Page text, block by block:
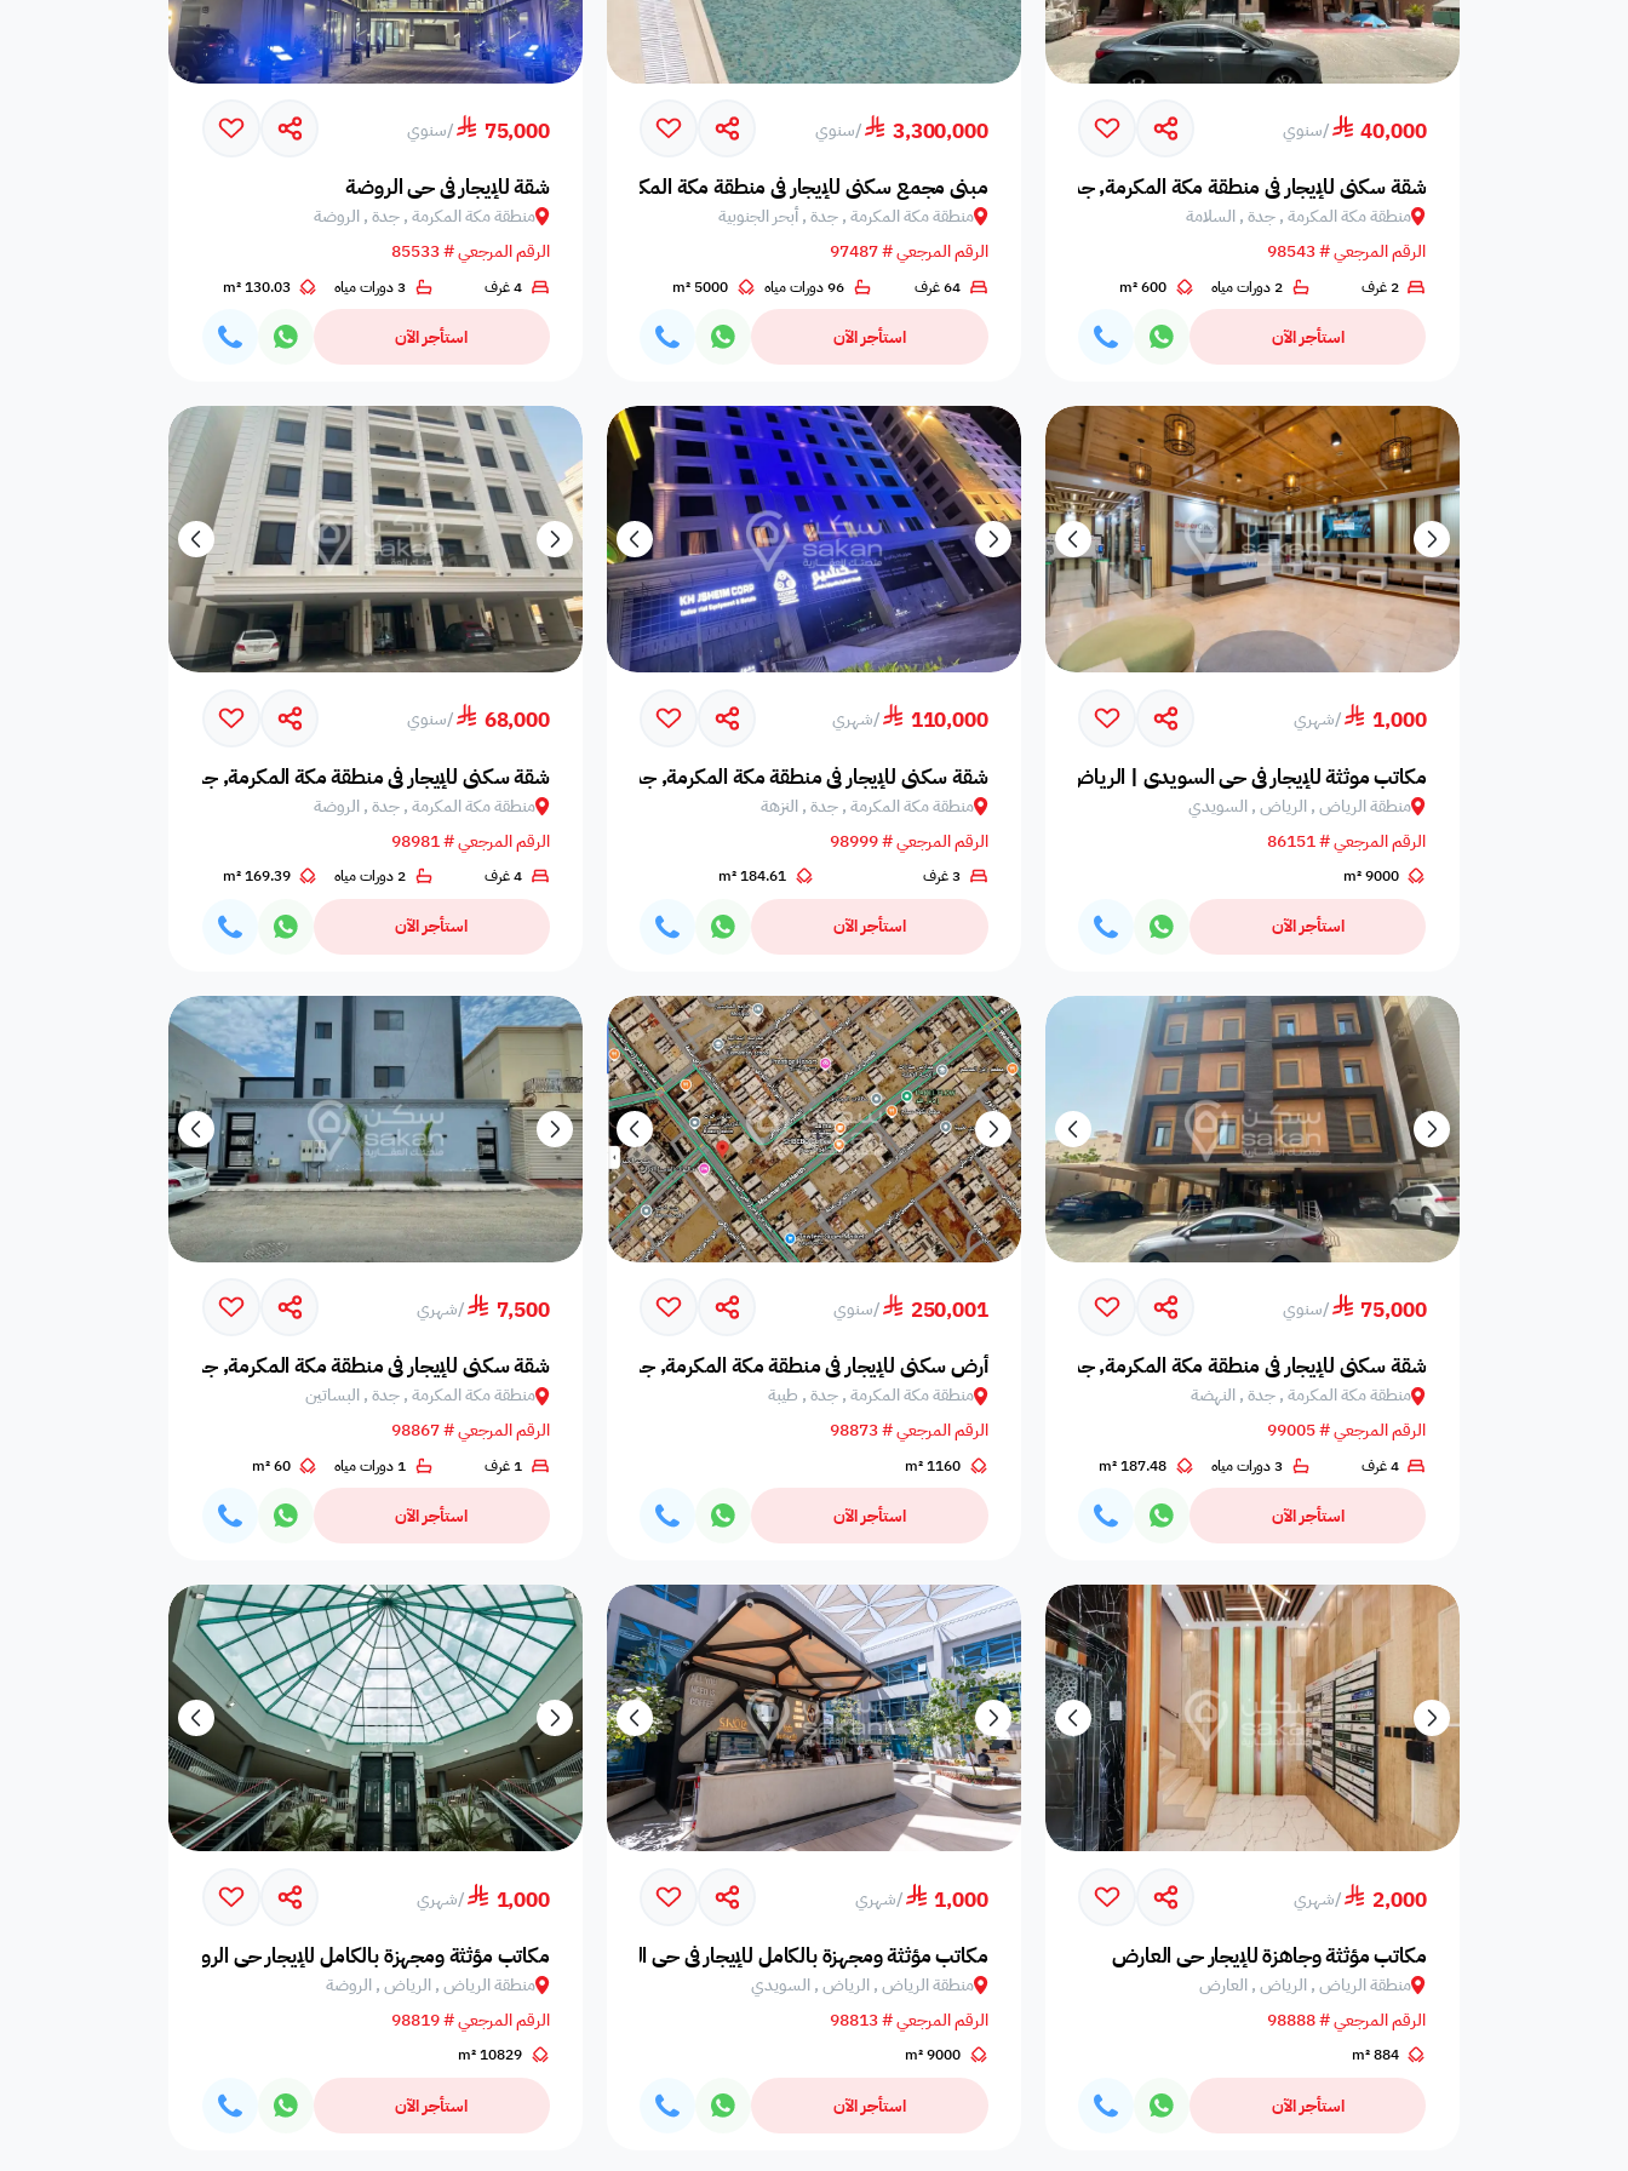
فيديو
مخطط البناء 360 جولة افتراضية ضمن مشروع
40,000
/سنوي
شقة سكني للإيجار في منطقة مكة المكرمة, جدة, السلامة
منطقة مكة المكرمة , جدة , السلامة
الرقم المرجعي # 98543
2 غرف 2 دورات مياه 600 m²
استأجر الآن
3,300,000
/سنوي
مبنى مجمع سكني للإيجار في منطقة مكة المكرمة, جدة, أبحر الجنوبية
منطقة مكة المكرمة , جدة , أبحر الجنوبية
الرقم المرجعي # 97487
64 غرف 96 دورات مياه 5000 m²
استأجر الآن
75,000
/سنوي
شقة للإيجار في حي الروضة
منطقة مكة المكرمة , جدة , الروضة
الرقم المرجعي # 85533
4 غرف 3 دورات مياه 130.03 m²
استأجر الآن
1,000
/شهري
مكاتب موثثة للإيجار في حي السويدي | الرياض 🏢
منطقة الرياض , الرياض , السويدي
الرقم المرجعي # 86151
9000 m²
استأجر الآن
110,000
/شهري
شقة سكني للإيجار في منطقة مكة المكرمة, جدة, النزهة
منطقة مكة المكرمة , جدة , النزهة
الرقم المرجعي # 98999
3 غرف 184.61 m²
استأجر الآن
68,000
/سنوي
شقة سكني للإيجار في منطقة مكة المكرمة, جدة, الروضة
منطقة مكة المكرمة , جدة , الروضة
الرقم المرجعي # 98981
4 غرف 2 دورات مياه 169.39 m²
استأجر الآن
75,000
/سنوي
شقة سكني للإيجار في منطقة مكة المكرمة, جدة, النهضة
منطقة مكة المكرمة , جدة , النهضة
الرقم المرجعي # 99005
4 غرف 3 دورات مياه 187.48 m²
استأجر الآن
250,001
/سنوي
أرض سكني للإيجار في منطقة مكة المكرمة, جدة, طيبة
منطقة مكة المكرمة , جدة , طيبة
الرقم المرجعي # 98873
1160 m²
استأجر الآن
7,500
/شهري
شقة سكني للإيجار في منطقة مكة المكرمة, جدة, البساتين
منطقة مكة المكرمة , جدة , البساتين
الرقم المرجعي # 98867
1 غرف 1 دورات مياه 60 m²
استأجر الآن
2,000
/شهري
مكاتب مؤثثة وجاهزة للإيجار حي العارض
منطقة الرياض , الرياض , العارض
الرقم المرجعي # 98888
884 m²
استأجر الآن
1,000
/شهري
مكاتب مؤثثة ومجهزة بالكامل للإيجار في حي السويدي
منطقة الرياض , الرياض , السويدي
الرقم المرجعي # 98813
9000 m²
استأجر الآن
1,000
/شهري
مكاتب مؤثثة ومجهزة بالكامل للإيجار حي الروضة
منطقة الرياض , الرياض , الروضة
الرقم المرجعي # 98819
10829 m²
استأجر الآن